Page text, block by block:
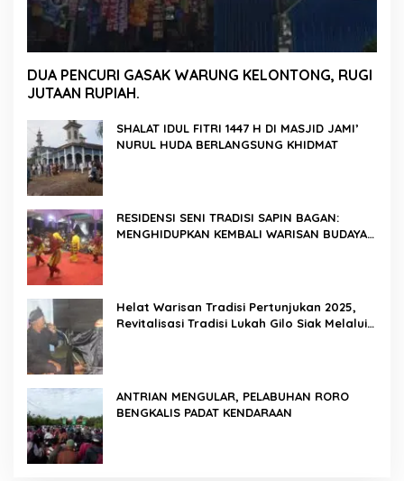
DUA PENCURI GASAK WARUNG KELONTONG, RUGI
JUTAAN RUPIAH.
SHALAT IDUL FITRI 1447 H DI MASJID JAMI’
NURUL HUDA BERLANGSUNG KHIDMAT
RESIDENSI SENI TRADISI SAPIN BAGAN:
MENGHIDUPKAN KEMBALI WARISAN BUDAYA
Helat Warisan Tradisi Pertunjukan 2025,
Revitalisasi Tradisi Lukah Gilo Siak Melalui
ANTRIAN MENGULAR, PELABUHAN RORO
BENGKALIS PADAT KENDARAAN